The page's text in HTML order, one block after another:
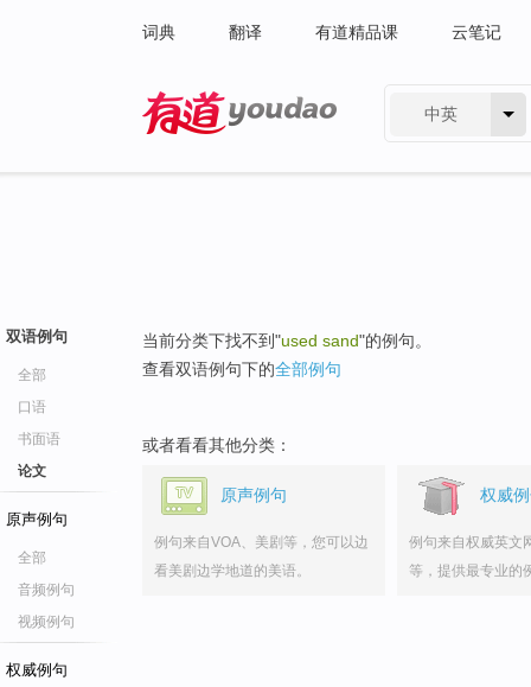
词典 翻译 有道精品课 云笔记
中英
双语例句
全部
口语
书面语
论文
原声例句
全部
音频例句
视频例句
权威例句
当前分类下找不到"used sand"的例句。
查看双语例句下的全部例句
或者看看其他分类：
原声例句
例句来自VOA、美剧等，您可以边
看美剧边学地道的美语。
权威
例句来自权威英文
等，提供最专业的